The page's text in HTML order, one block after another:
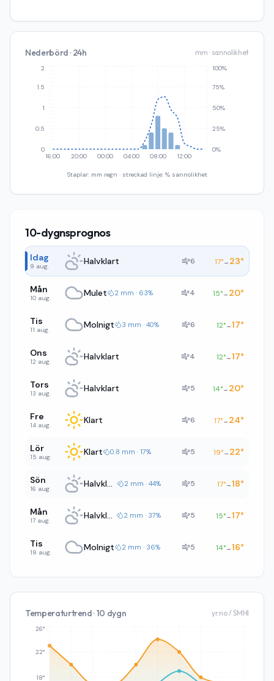
Nederbörd · 24h mm · sannolikhet
16:00 20:00 00:00 04:00 08:00 12:00
0
0.5
1
1.5
2
0%
25%
50%
75%
100%
Staplar: mm regn · streckad linje: % sannolikhet
10-dygnsprognos
Idag
9 aug. Halvklart 6 17°→ 23°
Mån
10 aug. Mulet 2 mm · 63% 4 15°→ 20°
Tis
11 aug. Molnigt 3 mm · 40% 6 12°→17°
Ons
12 aug. Halvklart 4 12°→17°
Tors
13 aug. Halvklart 5 14°→ 20°
Fre
14 aug. Klart 6 17°→ 24°
Lör
15 aug. Klart 0.8 mm · 17% 5 19°→ 22°
Sön
16 aug. Halvklart 2 mm · 44% 5 17°→18°
Mån
17 aug. Halvklart 2 mm · 37% 5 15°→17°
Tis
18 aug. Molnigt 2 mm · 36% 5 14°→16°
Temperaturtrend · 10 dygn yr.no / SMHI
18°
22°
26°